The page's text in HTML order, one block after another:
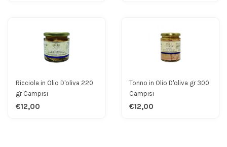
Ricciola in Olio D'oliva 220
gr Campisi
€12,00
Tonno in Olio D'oliva gr 300
Campisi
€12,00